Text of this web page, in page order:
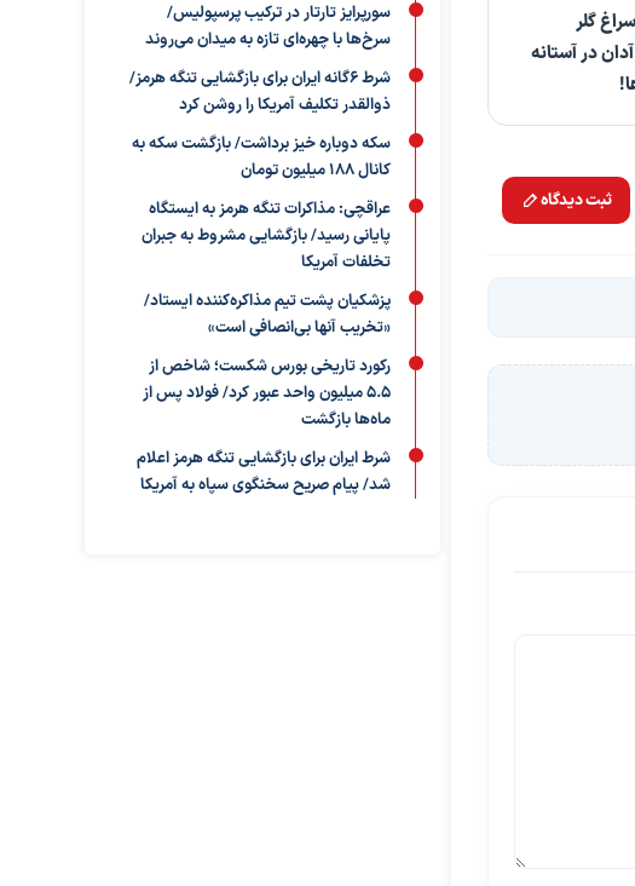
گلر
در آستانه
ثبت دیدگاه
سورپرایز تارتار در ترکیب پرسپولیس/
سرخ‌ها با چهره‌ای تازه به میدان می‌روند
شرط ۶گانه ایران برای بازگشایی تنگه هرمز/
ذوالقدر تکلیف آمریکا را روشن کرد
سکه دوباره خیز برداشت/ بازگشت سکه به
کانال ۱۸۸ میلیون تومان
عراقچی: مذاکرات تنگه هرمز به ایستگاه
پایانی رسید/ بازگشایی مشروط به جبران
تخلفات آمریکا
پزشکیان پشت تیم مذاکره‌کننده ایستاد/
«تخریب آنها بی‌انصافی است»
رکورد تاریخی بورس شکست؛ شاخص از
۵.۵ میلیون واحد عبور کرد/ فولاد پس از
ماه‌ها بازگشت
شرط ایران برای بازگشایی تنگه هرمز اعلام
شد/ پیام صریح سخنگوی سپاه به آمریکا